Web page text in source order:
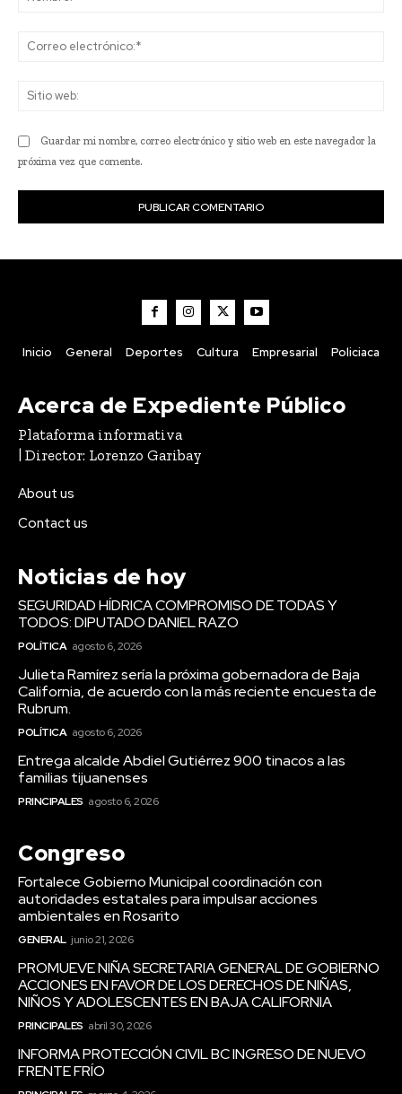
Guardar mi nombre, correo electrónico y sitio web en este navegador la
próxima vez que comente.
Inicio General Deportes Cultura Empresarial Policiaca
Acerca de Expediente Público
Plataforma informativa
| Director: Lorenzo Garibay
About us
Contact us
Noticias de hoy
SEGURIDAD HÍDRICA COMPROMISO DE TODAS Y
TODOS: DIPUTADO DANIEL RAZO
POLÍTICA agosto 6, 2026
Julieta Ramírez sería la próxima gobernadora de Baja
California, de acuerdo con la más reciente encuesta de
Rubrum.
POLÍTICA agosto 6, 2026
Entrega alcalde Abdiel Gutiérrez 900 tinacos a las
familias tijuanenses
PRINCIPALES agosto 6, 2026
Congreso
Fortalece Gobierno Municipal coordinación con
autoridades estatales para impulsar acciones
ambientales en Rosarito
GENERAL junio 21, 2026
PROMUEVE NIÑA SECRETARIA GENERAL DE GOBIERNO
ACCIONES EN FAVOR DE LOS DERECHOS DE NIÑAS,
NIÑOS Y ADOLESCENTES EN BAJA CALIFORNIA
PRINCIPALES abril 30, 2026
INFORMA PROTECCIÓN CIVIL BC INGRESO DE NUEVO
FRENTE FRÍO